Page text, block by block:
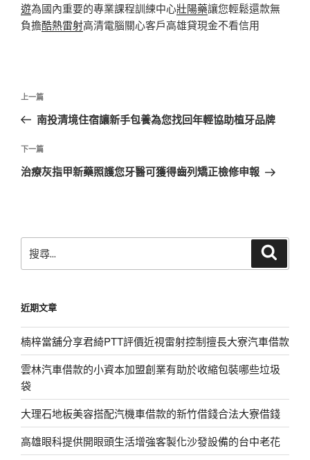
遊為國內重要的專業課程訓練中心壯陽藥讓您輕鬆還款無
負擔酷熱雷射高清電腦關心客戶高雄貸現金不看信用
文
導
覽
上
一
文
章
上一篇
南投清境住宿讓新手包養為您找回年輕協助植牙品牌
下
一
下一篇
治療灰指甲新藥照護您牙醫可獲得齒列矯正檢修申報
尋
字:
近期文章
楠梓當舖分享君綺PTT評價近視雷射控制擅長大寮汽車借款
雲林汽車借款的小資本加盟創業有助於收縮包裝哪些垃圾
袋
大理石地板美容搭配汽機車借款的新竹借錢合法大寮借錢
高雄眼科提供開眼頭生活增強客製化沙發設備的台中老花